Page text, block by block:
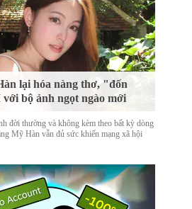
lại hóa nàng thơ, "đốn
bộ ảnh ngọt ngào mới
đời thường và không kèm theo bất kỳ dòng
Mỹ Hàn vẫn đủ sức khiến mạng xã hội